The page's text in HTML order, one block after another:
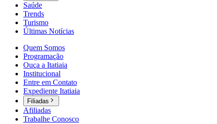
Saúde
Trends
Turismo
Últimas Notícias
Quem Somos
Programação
Ouça a Itatiaia
Institucional
Entre em Contato
Expediente Itatiaia
Filiadas
Afiliadas
Trabalhe Conosco